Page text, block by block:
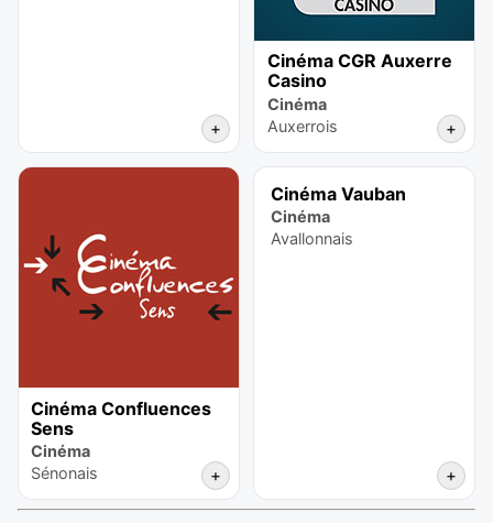
+
Cinéma CGR Auxerre
Casino
Cinéma
Auxerrois
+
Cinéma Confluences
Sens
Cinéma
Sénonais
+
Cinéma Vauban
Cinéma
Avallonnais
+